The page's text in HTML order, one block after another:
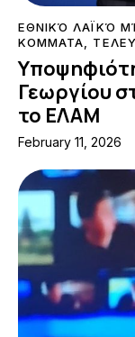
ΕΘΝΙΚΌ ΛΑΪΚΌ
ΚΟΜΜΑΤΑ,
Γεωργίου
το ΕΛΑΜ
February 11, 2026